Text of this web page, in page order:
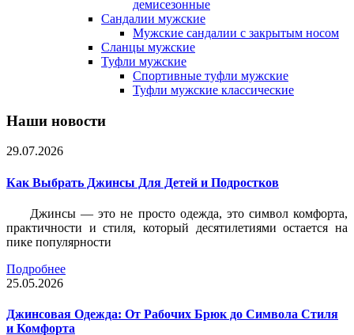
демисезонные
Сандалии мужские
Мужские сандалии с закрытым носом
Сланцы мужские
Туфли мужские
Спортивные туфли мужские
Туфли мужские классические
Наши новости
29.07.2026
Как Выбрать Джинсы Для Детей и Подростков
Джинсы — это не просто одежда, это символ комфорта,
практичности и стиля, который десятилетиями остается на
пике популярности
Подробнее
25.05.2026
Джинсовая Одежда: От Рабочих Брюк до Символа Стиля
и Комфорта